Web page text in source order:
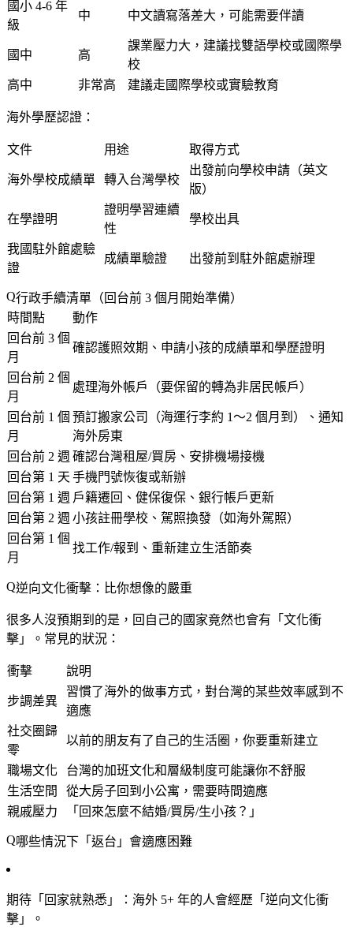
國小 4-6 年
級
中 中文讀寫落差大，可能需要伴讀
國中 高
課業壓力大，建議找雙語學校或國際學
校
高中
非常高 建議走國際學校或實驗教育
海外學歷認證：
文件 用途 取得方式
海外學校成績單 轉入台灣學校
出發前向學校申請（英文
版）
在學證明
證明學習連續
性
學校出具
我國駐外館處驗
證
成績單驗證 出發前到駐外館處辦理
行政手續清單（回台前 3 個月開始準備）
時間點
動作
回台前 3 個
月
確認護照效期、申請小孩的成績單和學歷證明
回台前 2 個
月
處理海外帳戶（要保留的轉為非居民帳戶）
回台前 1 個
月
預訂搬家公司（海運行李約 1～2 個月到）、通知
海外房東
回台前 2 週 確認台灣租屋/買房、安排機場接機
回台第 1 天 手機門號恢復或新辦
回台第 1 週 戶籍遷回、健保復保、銀行帳戶更新
回台第 2 週 小孩註冊學校、駕照換發（如海外駕照）
回台第 1 個
月
找工作/報到、重新建立生活節奏
逆向文化衝擊：比你想像的嚴重
很多人沒預期到的是，回自己的國家竟然也會有「文化衝
擊」。常見的狀況：
衝擊 說明
步調差異
習慣了海外的做事方式，對台灣的某些效率感到不
適應
社交圈歸
零
以前的朋友有了自己的生活圈，你要重新建立
職場文化
台灣的加班文化和層級制度可能讓你不舒服
生活空間
從大房子回到小公寓，需要時間適應
親戚壓力
「回來怎麼不結婚/買房/生小孩？」
哪些情況下「返台」會適應困難
期待「回家就熟悉」
：海外 5+ 年的人會經歷「逆向文化衝
擊」。